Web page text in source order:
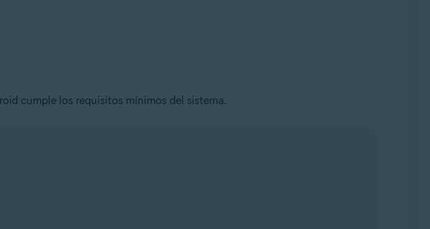
cumple los requisitos mínimos del sistema.